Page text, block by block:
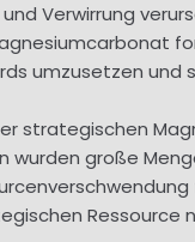
Verwirrung
umzusetzen und
strategischen
wurden große
Ressource